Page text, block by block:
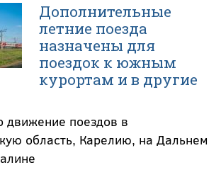
Дополнительные
летние поезда
назначены для
поездок к южным
курортам и в другие
движение поездов в
область, Карелию, на Дальнем